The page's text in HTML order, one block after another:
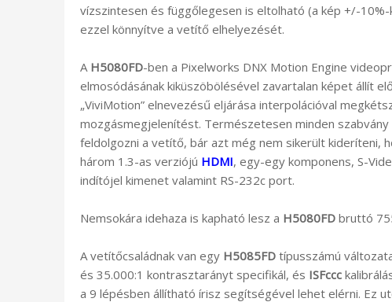
vízszintesen és függőlegesen is eltolható (a kép +/-
ezzel könnyítve a vetítő elhelyezését.
A H5080FD-ben a Pixelworks DNX Motion Engine
elmosódásának kiküszöbölésével zavartalan képet állít
„ViviMotion” elnevezésű eljárása interpolációval
mozgásmegjelenítést. Természetesen minden
feldolgozni a vetítő, bár azt még nem sikerült kideríteni,
három 1.3-as verziójú HDMI, egy-egy komponens, S-
indítójel kimenet valamint RS-232c port.
Nemsokára idehaza is kapható lesz a H5080FD bruttó
A vetítőcsaládnak van egy H5085FD típusszámú
és 35.000:1 kontrasztarányt specifikál, és ISFccc
a 9 lépésben állítható írisz segítségével lehet elérni. Ez